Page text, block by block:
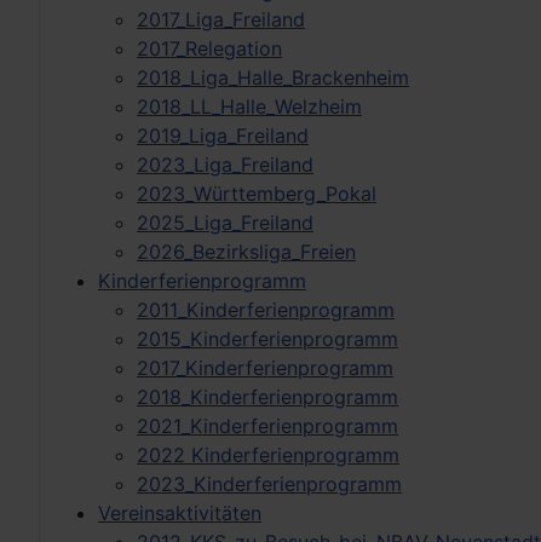
2017_Liga_Freiland
2017_Relegation
2018_Liga_Halle_Brackenheim
2018_LL_Halle_Welzheim
2019_Liga_Freiland
2023_Liga_Freiland
2023_Württemberg_Pokal
2025_Liga_Freiland
2026_Bezirksliga_Freien
Kinderferienprogramm
2011_Kinderferienprogramm
2015_Kinderferienprogramm
2017_Kinderferienprogramm
2018_Kinderferienprogramm
2021_Kinderferienprogramm
2022 Kinderferienprogramm
2023_Kinderferienprogramm
Vereinsaktivitäten